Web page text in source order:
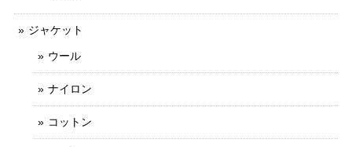
ジャケット
ウール
ナイロン
コットン